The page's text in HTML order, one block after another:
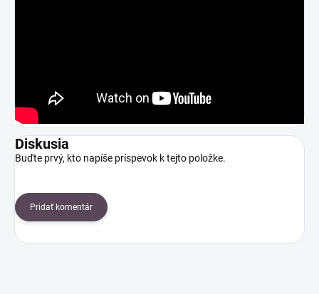
Diskusia
Buďte prvý, kto napíše príspevok k tejto položke.
Pridať komentár